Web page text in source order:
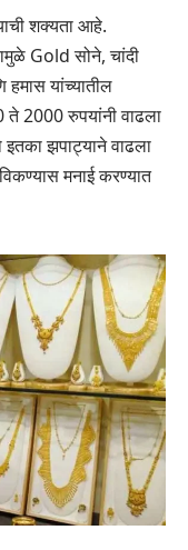
शक्यता आहे.
Gold सोने, चांदी
यांच्यातील
ते 2000 रुपयांनी वाढला
झपाट्याने वाढला
मनाई करण्यात